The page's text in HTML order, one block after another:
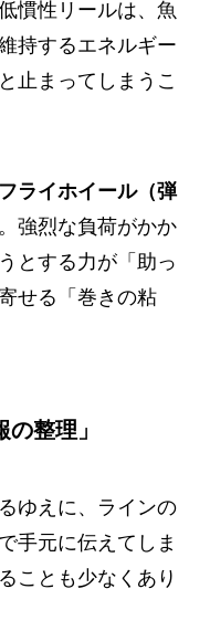
慣性リールは、魚
持するエネルギー
止まってしまうこ
フライホイール（弾
強烈な負荷がかか
とする力が「助っ
せる「巻きの粘
整理」
ゆえに、ラインの
手元に伝えてしま
ことも少なくあり